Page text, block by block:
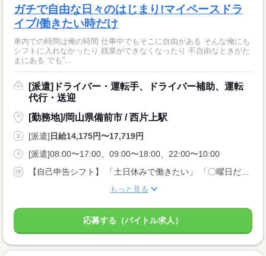
ガチで自由な日々のはじまり!マイペースドラ
イブ/働きたい時だけ
車内での時間は俺の時間 仕事中でもそこに自由がある そんな俺にも
シフトに入れなかったり 残業ができなくなったり 不自由なときがた
まにある でも”...
[派遣]ドライバー・運転手、ドライバー補助、運転
代行・送迎
[勤務地]/岡山県備前市 / 西片上駅
[派遣] 日給14,175円〜17,719円
[派遣]08:00〜17:00、09:00〜18:00、22:00〜10:00
【自己申告シフト】 「土日休みで働きたい」 「〇曜日だけ働きたい」 働きたい日は事前に選べます。 お休み希望の曜日・時間についても 面談の際に教えてくださいね。 ※こちらは中型以上のお仕事の例です
もっと見る
応募する（バイトル求人）